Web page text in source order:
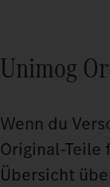
Unimog
Wenn du
Original-Teile
Übersicht